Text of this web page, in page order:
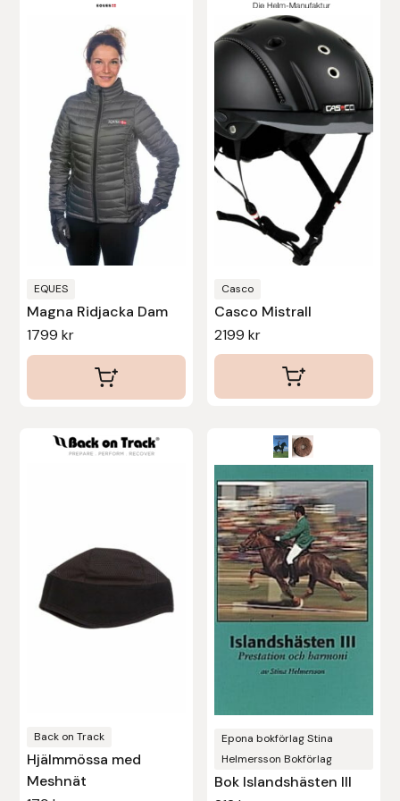
EQUES
Magna Ridjacka Dam
1799kr
produkten
varianter.
olika
alternativen
kan
väljas
produktsidan
Casco
Casco Mistrall
2199 kr
produkten
varianter.
De
olika
alternativen
kan
produktsidan
Back on Track
Hjälmmössa med
Meshnät
varianter.
De
olika
produktsidan
Epona bokförlag Stina
Helmersson Bokförlag
Bok Islandshästen III